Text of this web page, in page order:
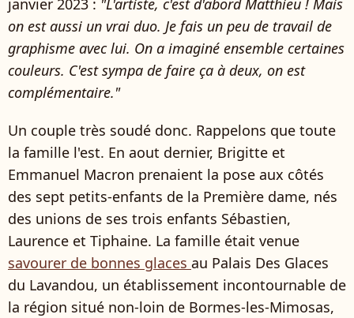
on est aussi un vrai duo. Je fais un peu de travail de
graphisme avec lui. On a imaginé ensemble certaines
couleurs. C'est sympa de faire ça à deux, on est
complémentaire."
Un couple très soudé donc. Rappelons que toute
la famille l'est. En aout dernier, Brigitte et
Emmanuel Macron prenaient la pose aux côtés
des sept petits-enfants de la Première dame, nés
des unions de ses trois enfants Sébastien,
Laurence et Tiphaine. La famille était venue
savourer de bonnes glaces au Palais Des Glaces
du Lavandou, un établissement incontournable de
la région situé non-loin de Bormes-les-Mimosas,